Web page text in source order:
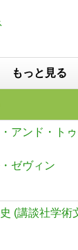
もっと見る
アンド・ト
ゼヴィン
(講談社学術